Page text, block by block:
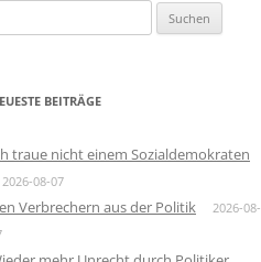
BEITRÄGE
traue nicht einem Sozialdemokraten
2026-08-07
Verbrechern aus der Politik
2026-08-